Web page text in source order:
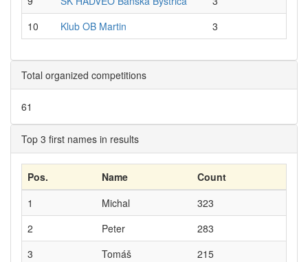
10
Klub OB Martin 3
Total organized competitions
61
Top 3 first names in results
Pos. Name
Count
1
Michal
323
2
Peter
283
3
Tomáš 215